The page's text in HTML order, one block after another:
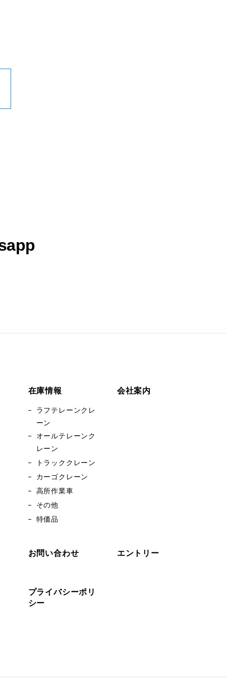
在庫情報
ラフテレーンクレ
ーン
オールテレーンク
レーン
トラッククレーン
カーゴクレーン
高所作業車
その他
特価品
会社案内
お問い合わせ エントリー
プライバシーポリ
シー